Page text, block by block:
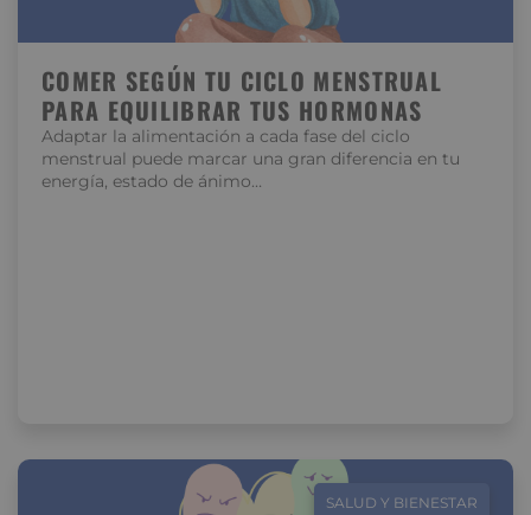
COMER SEGÚN TU CICLO MENSTRUAL
PARA EQUILIBRAR TUS HORMONAS
Adaptar la alimentación a cada fase del ciclo
menstrual puede marcar una gran diferencia en tu
energía, estado de ánimo…
SALUD Y BIENESTAR